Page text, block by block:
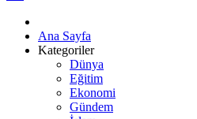
Ana Sayfa
Kategoriler
Dünya
Eğitim
Ekonomi
Gündem